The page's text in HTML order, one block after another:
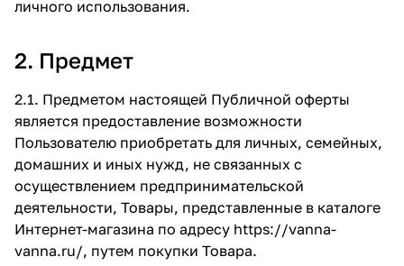
личного использования.
2. Предмет
2.1. Предметом настоящей Публичной оферты
является предоставление возможности
Пользователю приобретать для личных, семейных,
домашних и иных нужд, не связанных с
осуществлением предпринимательской
деятельности, Товары, представленные в каталоге
Интернет-магазина по адресу https://vanna-
vanna.ru/, путем покупки Товара.